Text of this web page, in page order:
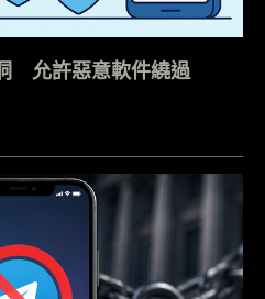
允許惡意軟件繞過